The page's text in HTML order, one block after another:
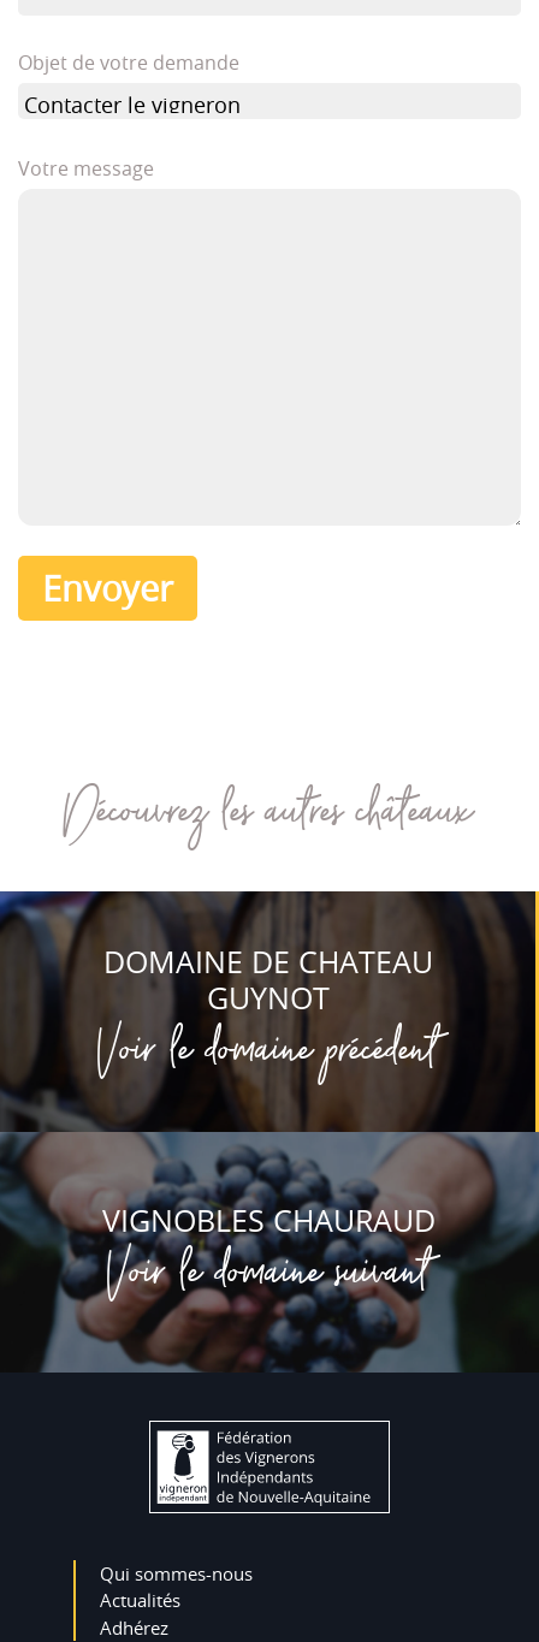
Objet de votre demande
Votre message
Découvrez les autres châteaux
DOMAINE DE CHATEAU
GUYNOT
Voir le domaine précédent
VIGNOBLES CHAURAUD
Voir le domaine suivant
Qui sommes-nous
Actualités
Adhérez